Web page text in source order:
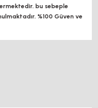
bu sebeple
%100 Güven ve